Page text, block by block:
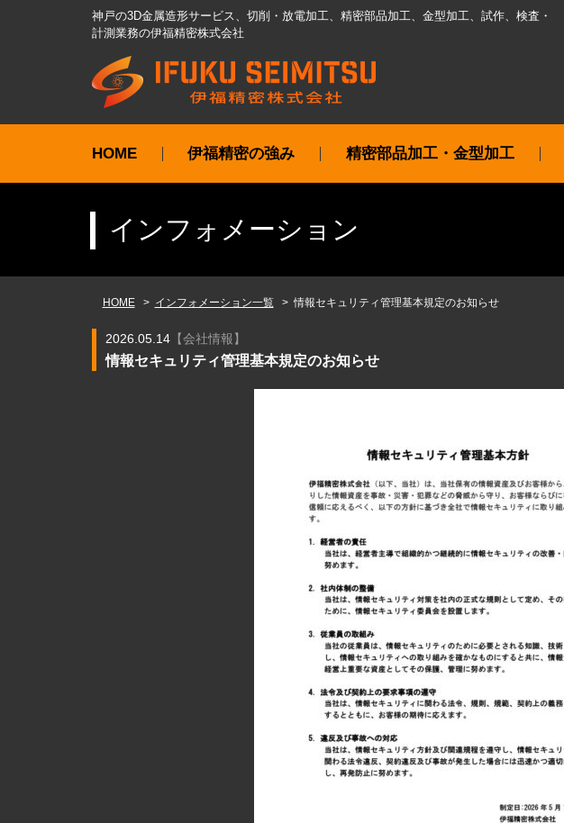
神戸の3D金属造形サービス、切削・放電加工、精密部品加工、金型加工、試作、検査・
計測業務の伊福精密株式会社
HOME 伊福精密の強み 精密部品加工・金型加工
インフォメーション
HOME インフォメーション一覧 情報セキュリティ管理基本規定のお知らせ
2026.05.14【会社情報】
情報セキュリティ管理基本規定のお知らせ